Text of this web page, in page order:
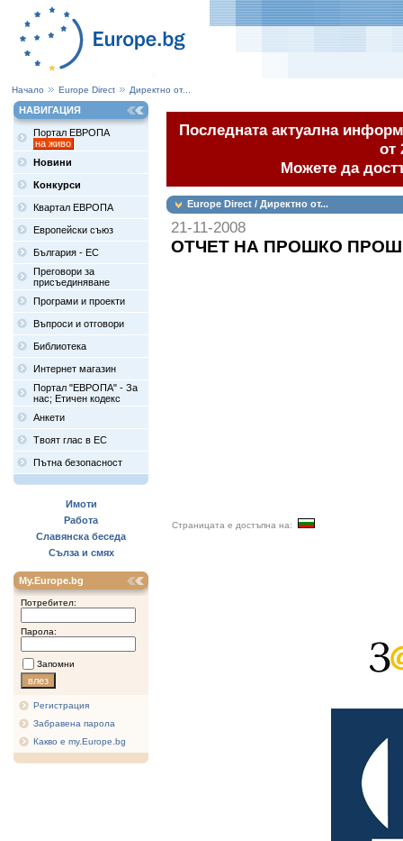
Начало Europe Direct Директно от...
НАВИГАЦИЯ
Портал ЕВРОПА
на живо
Новини
Конкурси
Квартал ЕВРОПА
Европейски съюз
България - ЕС
Преговори за
присъединяване
Програми и проекти
Въпроси и отговори
Библиотека
Интернет магазин
Портал "ЕВРОПА" - За
нас; Етичен кодекс
Анкети
Твоят глас в ЕС
Пътна безопасност
Имоти
Работа
Славянска беседа
Сълза и смях
My.Europe.bg
Потребител:
Парола:
Запомни
Регистрация
Забравена парола
Какво е my.Europe.bg
Последната актуална
от
Можете да
Europe Direct / Директно от...
21-11-2008
ОТЧЕТ НА ПРОШКО
Страницата е достъпна на: